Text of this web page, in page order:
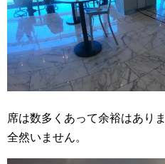
席は数多くあって余裕はあり
全然いません。